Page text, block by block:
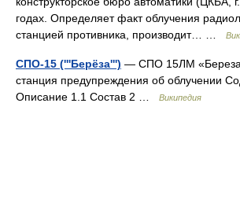
годах. Определяет факт облучения
станцией противника, производит… …
СПО-15 ('''Берёза''') — СПО 15ЛМ
станция предупреждения об облучении
Описание 1.1 Состав 2 …
Википедия